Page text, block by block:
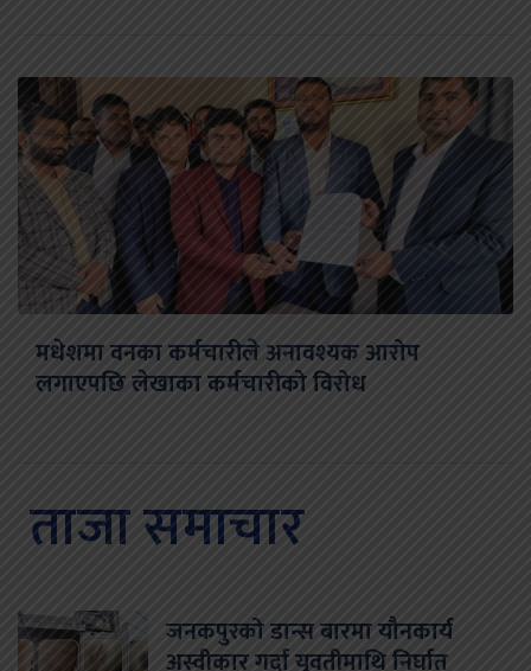
मधेशमा वनका कर्मचारीले अनावश्यक आरोप
लगाएपछि लेखाका कर्मचारीको विरोध
ताजा समाचार
जनकपुरको डान्स बारमा यौनकार्य